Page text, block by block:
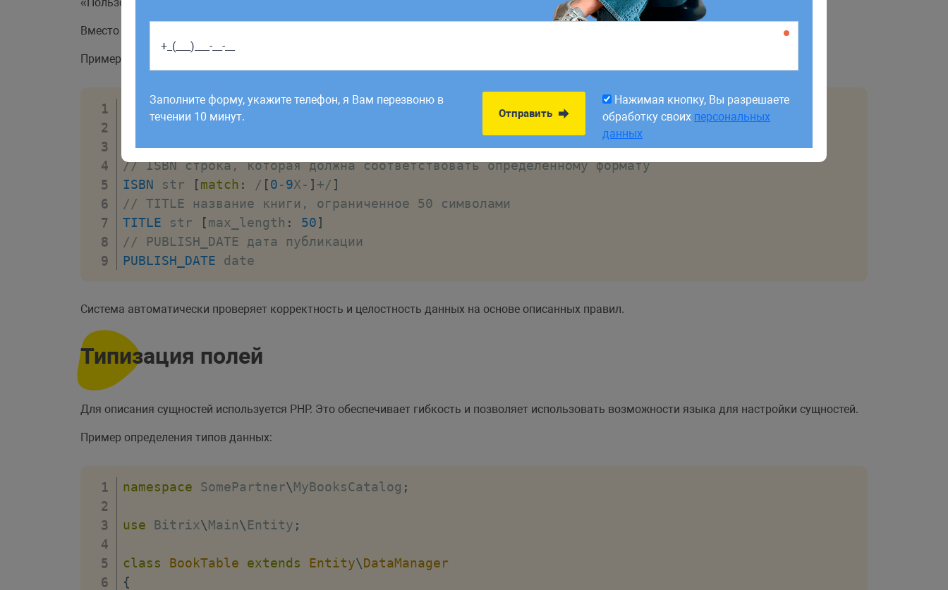
Вместо программирования каждой сущности их описывают в формате, который ядро системы воспринимает как конфигурацию.
Пример для каталога книг:
// ID уникальный идентификатор книги, который генерируется автоматически
ID int [autoincrement, primary]
// ISBN строка, которая должна соответствовать определенному формату
ISBN str [match : / [0-9X- ] +/ ]
// TITLE название книги, ограниченное 50 символами
TITLE str [max_length : 50]
// PUBLISH_DATE дата публикации
PUBLISH_DATE date
Система автоматически проверяет корректность и целостность данных на основе описанных правил.
Типизация полей
Для описания сущностей используется PHP. Это обеспечивает гибкость и позволяет использовать возможности языка для настройки сущностей.
Пример определения типов данных:
namespace SomePartner\MyBooksCatalog ;
use Bitrix\Main\ Entity ;
class BookTable extends Entity\DataManager
{
Работаем по будням с 9:00 до 18:00. Заявки,
рабочий день до 12:00.
Нажимая кнопку, Вы разрешаете
данных
Заполните форму, укажите телефон, я Вам перезвоню в
течении 10 минут.
Отправить
Нажимая кнопку, Вы разрешаете
обработку своих персональных
данных